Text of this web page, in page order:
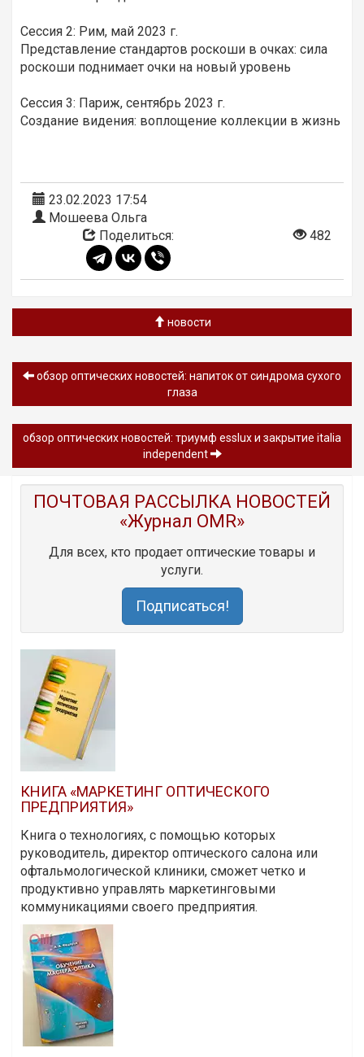
Сессия 2: Рим, май 2023 г.
Представление стандартов роскоши в очках: сила
роскоши поднимает очки на новый уровень
Сессия 3: Париж, сентябрь 2023 г.
Создание видения: воплощение коллекции в жизнь
23.02.2023 17:54
Мошеева Ольга
Поделиться:
482
новости
обзор оптических новостей: напиток от синдрома сухого
глаза
обзор оптических новостей: триумф esslux и закрытие italia
independent
ПОЧТОВАЯ РАССЫЛКА НОВОСТЕЙ
«Журнал OMR»
Для всех, кто продает оптические товары и
услуги.
Подписаться!
КНИГА «МАРКЕТИНГ ОПТИЧЕСКОГО
ПРЕДПРИЯТИЯ»
Книга о технологиях, с помощью которых
руководитель, директор оптического салона или
офтальмологической клиники, сможет четко и
продуктивно управлять маркетинговыми
коммуникациями своего предприятия.